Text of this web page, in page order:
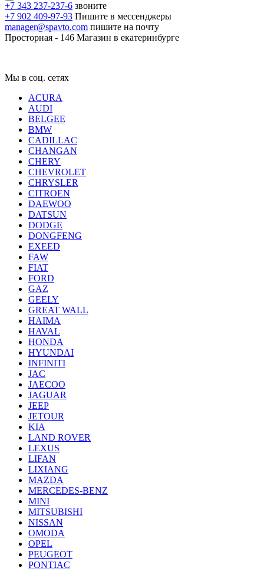
+7 343 237-237-6 звоните
+7 902 409-97-93 Пишите в мессенджеры
manager@spavto.com пишите на почту
Просторная - 146 Магазин в екатеринбурге
Мы в соц. сетях
ACURA
AUDI
BELGEE
BMW
CADILLAC
CHANGAN
CHERY
CHEVROLET
CHRYSLER
CITROEN
DAEWOO
DATSUN
DODGE
DONGFENG
EXEED
FAW
FIAT
FORD
GAZ
GEELY
GREAT WALL
HAIMA
HAVAL
HONDA
HYUNDAI
INFINITI
JAC
JAECOO
JAGUAR
JEEP
JETOUR
KIA
LAND ROVER
LEXUS
LIFAN
LIXIANG
MAZDA
MERCEDES-BENZ
MINI
MITSUBISHI
NISSAN
OMODA
OPEL
PEUGEOT
PONTIAC